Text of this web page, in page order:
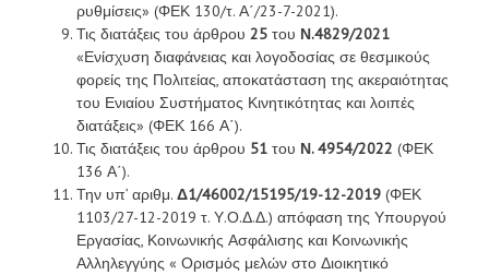
ρυθμίσεις» (ΦΕΚ 130/τ. Α΄/23-7-2021).
Τις διατάξεις του άρθρου 25 του Ν.4829/2021
«Ενίσχυση διαφάνειας και λογοδοσίας σε θεσμικούς
φορείς της Πολιτείας, αποκατάσταση της ακεραιότητας
του Ενιαίου Συστήματος Κινητικότητας και λοιπές
διατάξεις» (ΦΕΚ 166 Α΄).
Τις διατάξεις του άρθρου 51 του Ν. 4954/2022 (ΦΕΚ
136 Α΄).
Την υπ’ αριθμ. Δ1/46002/15195/19-12-2019 (ΦΕΚ
1103/27-12-2019 τ. Υ.Ο.Δ.Δ.) απόφαση της Υπουργού
Εργασίας, Κοινωνικής Ασφάλισης και Κοινωνικής
Αλληλεγγύης « Ορισμός μελών στο Διοικητικό